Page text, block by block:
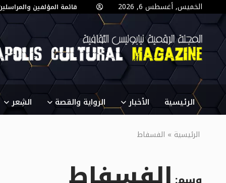
الخميس, أغسطس 6, 2026 قائمة المؤلفين
الرئيسية الأخبار الرواية والقصة الشِعر
الرئيسية » الفسفاط